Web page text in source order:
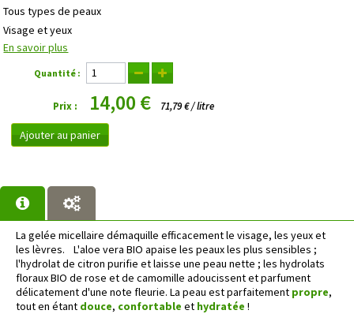
Tous types de peaux
Visage et yeux
En savoir plus
Quantité :
Prix : 14,00 € 71,79 € / litre
Ajouter au panier
La gelée micellaire démaquille efficacement le visage, les yeux et
les lèvres. L'aloe vera BIO apaise les peaux les plus sensibles ;
l'hydrolat de citron purifie et laisse une peau nette ; les hydrolats
floraux BIO de rose et de camomille adoucissent et parfument
délicatement d'une note fleurie. La peau est parfaitement propre,
tout en étant douce, confortable et hydratée !